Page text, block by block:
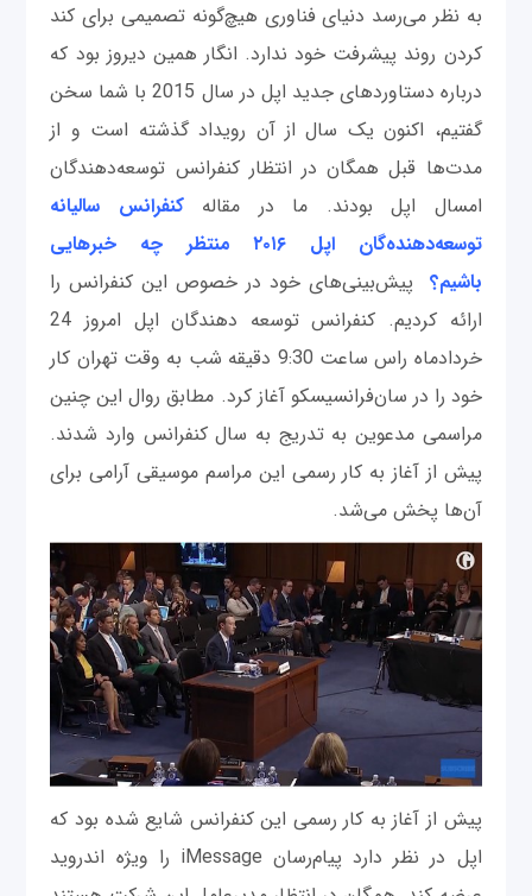
به نظر می‌رسد دنیای فناوری هیچ‌گونه تصمیمی برای کند
کردن روند پیشرفت خود ندارد. انگار همین دیروز بود که
درباره دستاوردهای جدید اپل در سال 2015 با شما سخن
گفتیم، اکنون یک سال از آن رویداد گذشته است و از
مدت‌ها قبل همگان در انتظار کنفرانس توسعه‌دهندگان
امسال اپل بودند. ما در مقالهکنفرانس سالیانه
توسعه‌دهنده‌گان اپل ۲۰۱۶
منتظر چه خبرهایی
باشیم؟ پیش‌بینی‌های خود در خصوص این کنفرانس را
ارائه کردیم. کنفرانس توسعه دهندگان اپل امروز 24
خردادماه راس ساعت 9:30 دقیقه شب به وقت تهران کار
خود را در سان‌فرانسیسکو آغاز کرد. مطابق روال این چنین
مراسمی مدعوین به تدریج به سال کنفرانس وارد ‌شدند.
پیش از آغاز به کار رسمی این مراسم موسیقی آرامی برای
آن‌ها پخش می‌شد.
پیش از آغاز به کار رسمی این کنفرانس شایع شده بود که
اپل در نظر دارد پیام‌رسان iMessage را ویژه اندروید